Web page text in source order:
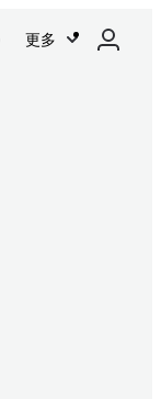
更多